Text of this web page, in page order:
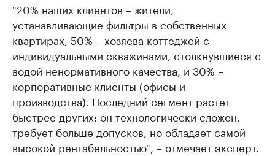
"20% наших клиентов – жители,
устанавливающие фильтры в собственных
квартирах, 50% – хозяева коттеджей с
индивидуальными скважинами, столкнувшиеся с
водой ненормативного качества, и 30% –
корпоративные клиенты (офисы и
производства). Последний сегмент растет
быстрее других: он технологически сложен,
требует больше допусков, но обладает самой
высокой рентабельностью", – отмечает эксперт.